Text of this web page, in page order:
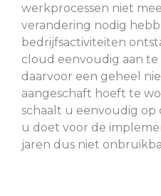
werkprocessen niet
verandering nodig
bedrijfsactiviteiten
cloud eenvoudig aan te
daarvoor een geheel
aangeschaft hoeft te
schaalt u eenvoudig op
u doet voor de
jaren dus niet